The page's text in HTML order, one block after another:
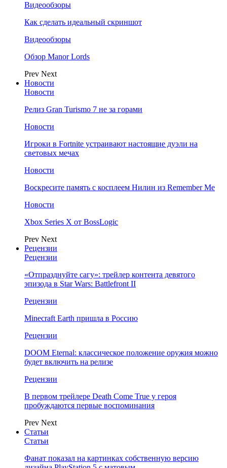
Видеообзоры
Как сделать идеальный скриншот
Видеообзоры
Обзор Manor Lords
Prev Next
Новости
Новости
Релиз Gran Turismo 7 не за горами
Новости
Игроки в Fortnite устраивают настоящие дуэли на
световых мечах
Новости
Воскресите память с косплеем Нилин из Remember Me
Новости
Xbox Series X от BossLogic
Prev Next
Рецензии
Рецензии
«Отпразднуйте сагу»: трейлер контента девятого
эпизода в Star Wars: Battlefront II
Рецензии
Minecraft Earth пришла в Россию
Рецензии
DOOM Eternal: классическое положение оружия можно
будет включить на релизе
Рецензии
В первом трейлере Death Come True у героя
пробуждаются первые воспоминания
Prev Next
Статьи
Статьи
Фанат показал на картинках собственную версию